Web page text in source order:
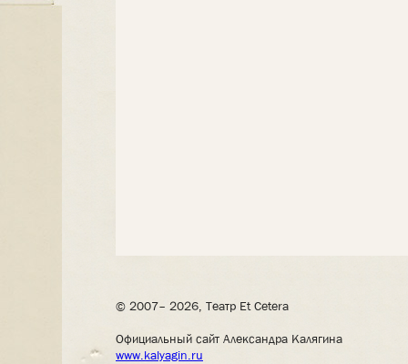
© 2007– 2026, Театр Et Cetera
Официальный сайт Александра Калягина
www.kalyagin.ru